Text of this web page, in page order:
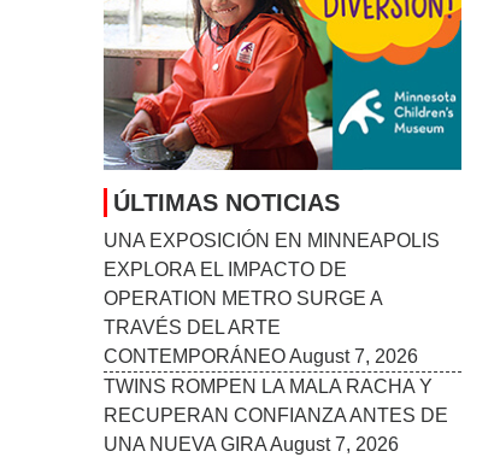
ÚLTIMAS NOTICIAS
UNA EXPOSICIÓN EN MINNEAPOLIS
EXPLORA EL IMPACTO DE
OPERATION METRO SURGE A
TRAVÉS DEL ARTE
CONTEMPORÁNEO August 7, 2026
TWINS ROMPEN LA MALA RACHA Y
RECUPERAN CONFIANZA ANTES DE
UNA NUEVA GIRA August 7, 2026